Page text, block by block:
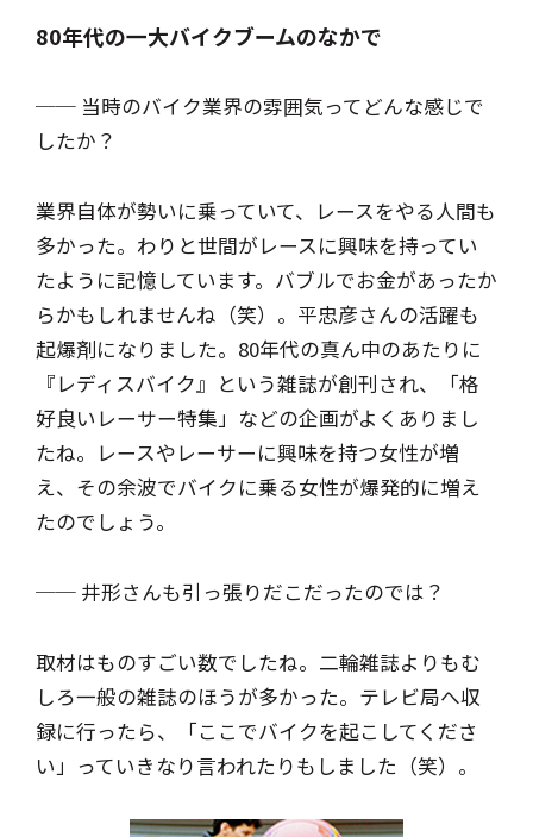
80年代の一大バイクブームのなかで
── 当時のバイク業界の雰囲気ってどんな感じで
したか？
業界自体が勢いに乗っていて、レースをやる人間も
多かった。わりと世間がレースに興味を持ってい
たように記憶しています。バブルでお金があったか
らかもしれませんね（笑）。平忠彦さんの活躍も
起爆剤になりました。80年代の真ん中のあたりに
『レディスバイク』という雑誌が創刊され、「格
好良いレーサー特集」などの企画がよくありまし
たね。レースやレーサーに興味を持つ女性が増
え、その余波でバイクに乗る女性が爆発的に増え
たのでしょう。
── 井形さんも引っ張りだこだったのでは？
取材はものすごい数でしたね。二輪雑誌よりもむ
しろ一般の雑誌のほうが多かった。テレビ局へ収
録に行ったら、「ここでバイクを起こしてくださ
い」っていきなり言われたりもしました（笑）。